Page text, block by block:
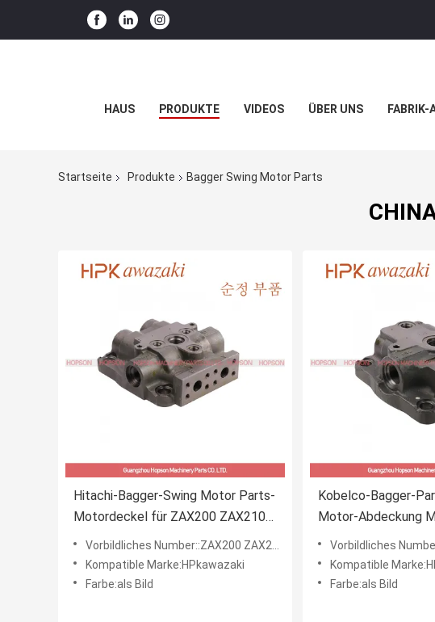
HAUS PRODUKTE VIDEOS ÜBER UNS FABRIK-
Startseite Produkte Bagger Swing Motor Parts
Hitachi-Bagger-Swing Motor Parts-
Motordeckel für ZAX200 ZAX210
ZAX230 ZAX240
Vorbildliches Number::ZAX200 ZAX210 ZAX230 ZAX240
Kompatible Marke:HPkawazaki
Farbe:als Bild
Kobelco-Bagger-
Motor-Abdeckung
10A-60D für
Vorbildliches
Kompatible
Farbe:als Bild